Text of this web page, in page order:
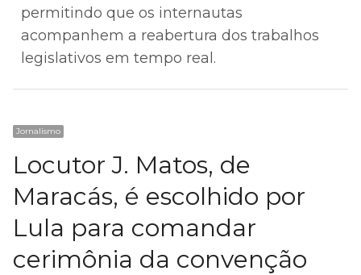
permitindo que os internautas
acompanhem a reabertura dos trabalhos
legislativos em tempo real.
Jornalismo
Locutor J. Matos, de
Maracás, é escolhido por
Lula para comandar
cerimônia da convenção